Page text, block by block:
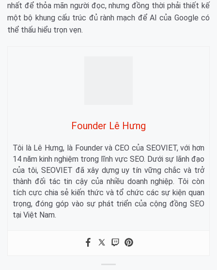
nhất để thỏa mãn người đọc, nhưng đồng thời phải thiết kế
một bộ khung cấu trúc đủ rành mạch để AI của Google có
thể thấu hiểu trọn vẹn.
Founder Lê Hưng
Tôi là Lê Hưng, là Founder và CEO của SEOVIET, với hơn
14 năm kinh nghiệm trong lĩnh vực SEO. Dưới sự lãnh đạo
của tôi, SEOVIET đã xây dựng uy tín vững chắc và trở
thành đối tác tin cậy của nhiều doanh nghiệp. Tôi còn
tích cực chia sẻ kiến thức và tổ chức các sự kiện quan
trọng, đóng góp vào sự phát triển của cộng đồng SEO
tại Việt Nam.